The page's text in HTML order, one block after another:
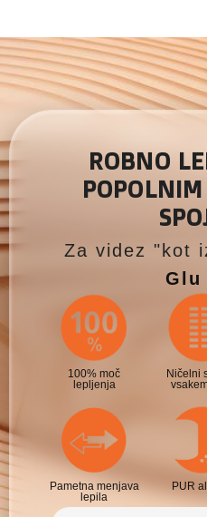
ROBNO
Za videz "kot
Glu
100% moč
lepljenja
Ničelni
Pametna menjava
lepila
PUR